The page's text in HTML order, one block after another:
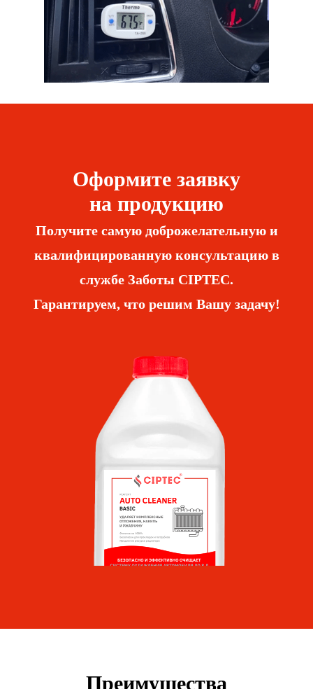
Оформите заявку
на продукцию
Получите самую доброжелательную и
квалифицированную консультацию в
службе Заботы CIPTEC.
Гарантируем, что решим Вашу задачу!
Преимущества